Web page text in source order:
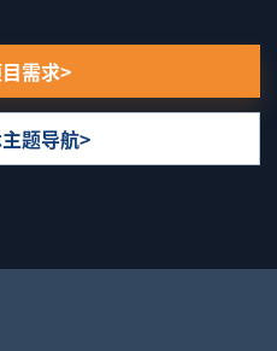
需求
题导航